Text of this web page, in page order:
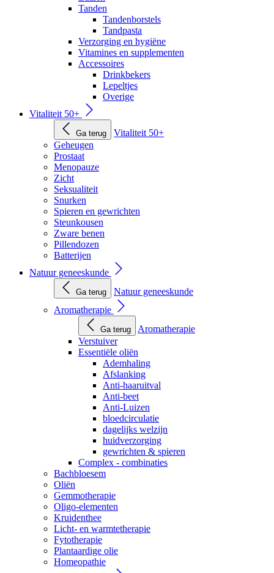
Tanden
Tandenborstels
Tandpasta
Verzorging en hygiëne
Vitamines en supplementen
Accessoires
Drinkbekers
Lepeltjes
Overige
Vitaliteit 50+
Ga terug
Vitaliteit 50+
Geheugen
Prostaat
Menopauze
Zicht
Seksualiteit
Snurken
Spieren en gewrichten
Steunkousen
Zware benen
Pillendozen
Batterijen
Natuur geneeskunde
Ga terug
Natuur geneeskunde
Aromatherapie
Ga terug
Aromatherapie
Verstuiver
Essentiële oliën
Ademhaling
Afslanking
Anti-haaruitval
Anti-beet
Anti-Luizen
bloedcirculatie
dagelijks welzijn
huidverzorging
gewrichten & spieren
Complex - combinaties
Bachbloesem
Oliën
Gemmotherapie
Oligo-elementen
Kruidenthee
Licht- en warmtetherapie
Fytotherapie
Plantaardige olie
Homeopathie